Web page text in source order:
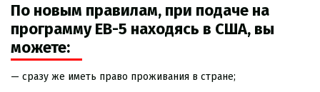
По новым правилам, при подаче на
программу EB-5 находясь в США, вы
можете:
— сразу же иметь право проживания в стране;